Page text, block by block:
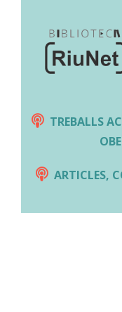
TREBALLS
ARTICLES,